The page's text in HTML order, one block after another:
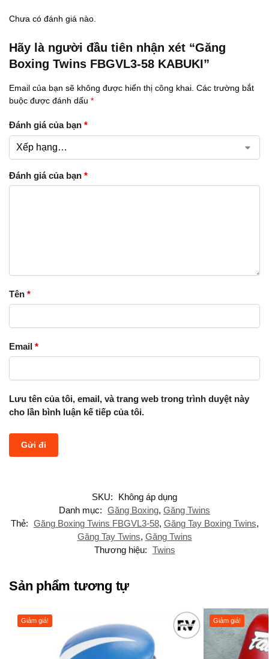
Chưa có đánh giá nào.
Hãy là người đầu tiên nhận xét “Găng
Boxing Twins FBGVL3-58 KABUKI”
Email của bạn sẽ không được hiển thị công khai. Các trường bắt
buộc được đánh dấu *
Đánh giá của bạn *
Đánh giá của bạn *
Tên *
Email *
Lưu tên của tôi, email, và trang web trong trình duyệt này
cho lần bình luận kế tiếp của tôi.
SKU:
Không áp dụng
Danh mục: Găng Boxing, Găng Twins
Thẻ: Găng Boxing Twins FBGVL3-58, Găng Tay Boxing Twins,
Găng Tay Twins, Găng Twins
Thương hiệu: Twins
Sản phẩm tương tự
Giảm giá! Giảm giá!